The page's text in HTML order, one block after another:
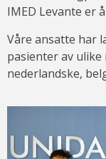
IMED Levante er
Våre ansatte har
pasienter av
nederlandske,